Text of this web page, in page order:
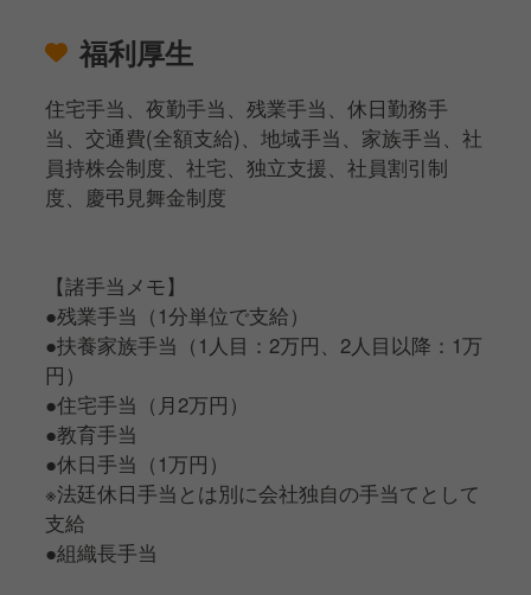
福利厚生
住宅手当、夜勤手当、残業手当、休日勤務手
当、交通費(全額支給)、地域手当、家族手当、社
員持株会制度、社宅、独立支援、社員割引制
度、慶弔見舞金制度
【諸手当メモ】
●残業手当（1分単位で支給）
●扶養家族手当（1人目：2万円、2人目以降：1万
円）
●住宅手当（月2万円）
●教育手当
●休日手当（1万円）
※法廷休日手当とは別に会社独自の手当てとして
支給
●組織長手当